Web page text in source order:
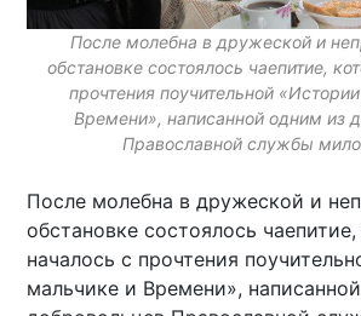
После молебна в дружеской и
обстановке состоялось чаепитие,
прочтения поучительной
Времени», написанной одним из
Православной службы
После молебна в дружеской и
обстановке состоялось
началось с прочтения
мальчике и Времени»,